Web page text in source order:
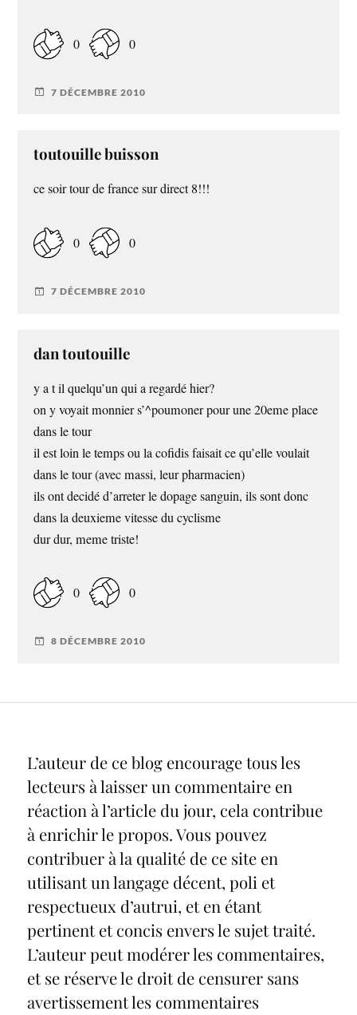
0 0
7 DÉCEMBRE 2010
toutouille buisson
ce soir tour de france sur direct 8!!!
0 0
7 DÉCEMBRE 2010
dan toutouille
y a t il quelqu’un qui a regardé hier?
on y voyait monnier s’^poumoner pour une 20eme place
dans le tour
il est loin le temps ou la cofidis faisait ce qu’elle voulait
dans le tour (avec massi, leur pharmacien)
ils ont decidé d’arreter le dopage sanguin, ils sont donc
dans la deuxieme vitesse du cyclisme
dur dur, meme triste!
0 0
8 DÉCEMBRE 2010
L’auteur de ce blog encourage tous les
lecteurs à laisser un commentaire en
réaction à l’article du jour, cela contribue
à enrichir le propos. Vous pouvez
contribuer à la qualité de ce site en
utilisant un langage décent, poli et
respectueux d’autrui, et en étant
pertinent et concis envers le sujet traité.
L’auteur peut modérer les commentaires,
et se réserve le droit de censurer sans
avertissement les commentaires